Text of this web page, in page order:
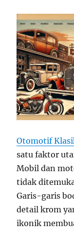
Otomotif
satu faktor
Mobil dan
tidak
Garis-garis
detail krom
ikonik